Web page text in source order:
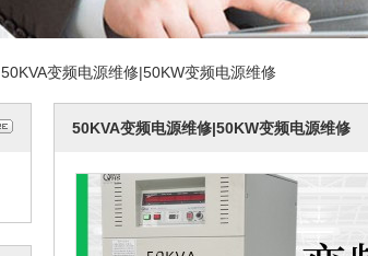
50KVA变频电源维修|50KW变频电源维修
50KVA变频电源维修|50KW变频电源维修